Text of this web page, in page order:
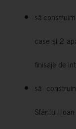
să
case și 2
finisaje de
să
Sfântul